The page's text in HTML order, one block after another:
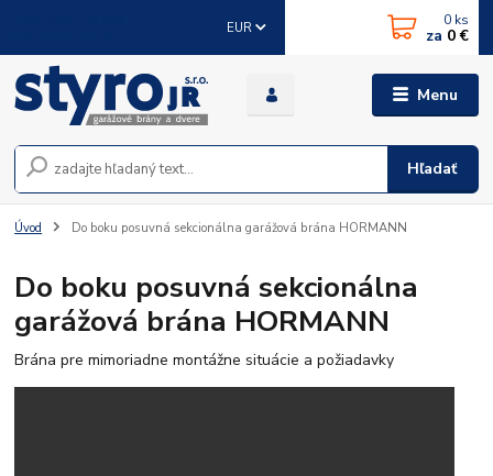
Menu
EUR
Hľadať
0 ks
za 0 €
Úvod Do boku posuvná sekcionálna garážová brána HORMANN
Do boku posuvná sekcionálna
garážová brána HORMANN
Brána pre mimoriadne montážne situácie a požiadavky